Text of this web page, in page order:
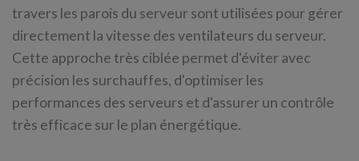
travers les parois du serveur sont utilisées pour gérer
directement la vitesse des ventilateurs du serveur.
Cette approche très ciblée permet d'éviter avec
précision les surchauffes, d'optimiser les
performances des serveurs et d'assurer un contrôle
très efficace sur le plan énergétique.